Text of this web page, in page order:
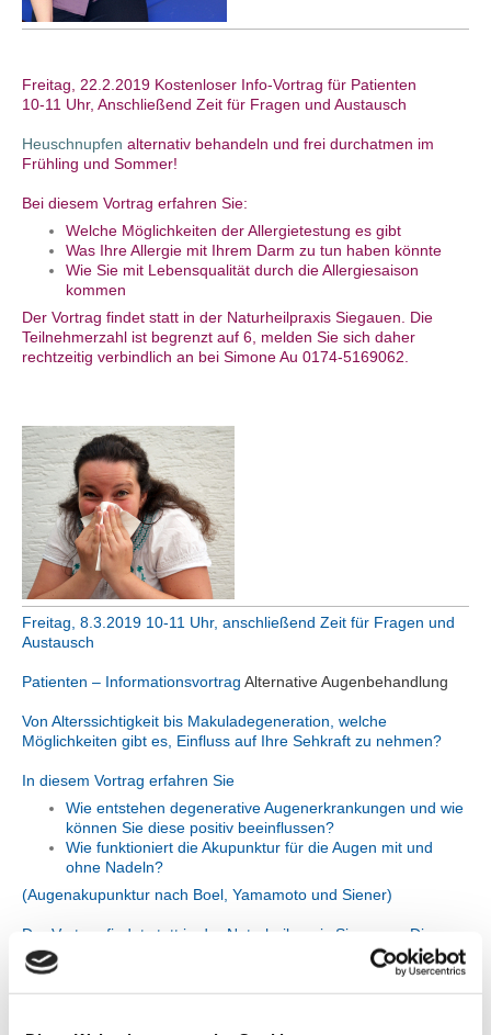
Freitag, 22.2.2019 Kostenloser Info-Vortrag für Patienten
10-11 Uhr, Anschließend Zeit für Fragen und Austausch
Heuschnupfen alternativ behandeln und frei durchatmen im
Frühling und Sommer!
Bei diesem Vortrag erfahren Sie:
Welche Möglichkeiten der Allergietestung es gibt
Was Ihre Allergie mit Ihrem Darm zu tun haben könnte
Wie Sie mit Lebensqualität durch die Allergiesaison
kommen
Der Vortrag findet statt in der Naturheilpraxis Siegauen. Die
Teilnehmerzahl ist begrenzt auf 6, melden Sie sich daher
rechtzeitig verbindlich an bei Simone Au 0174-5169062.
Freitag, 8.3.2019 10-11 Uhr, anschließend Zeit für Fragen und
Austausch
Patienten – Informationsvortrag Alternative Augenbehandlung
Von Alterssichtigkeit bis Makuladegeneration, welche
Möglichkeiten gibt es, Einfluss auf Ihre Sehkraft zu nehmen?
In diesem Vortrag erfahren Sie
Wie entstehen degenerative Augenerkrankungen und wie
können Sie diese positiv beeinflussen?
Wie funktioniert die Akupunktur für die Augen mit und
ohne Nadeln?
(Augenakupunktur nach Boel, Yamamoto und Siener)
Der Vortrag findet statt in der Naturheilpraxis Siegauen. Die
Teilnehmerzahl ist begrenzt auf 6, melden Sie sich daher
rechtzeitig verbindlich an bei Simone Au unter 0174-5169062.